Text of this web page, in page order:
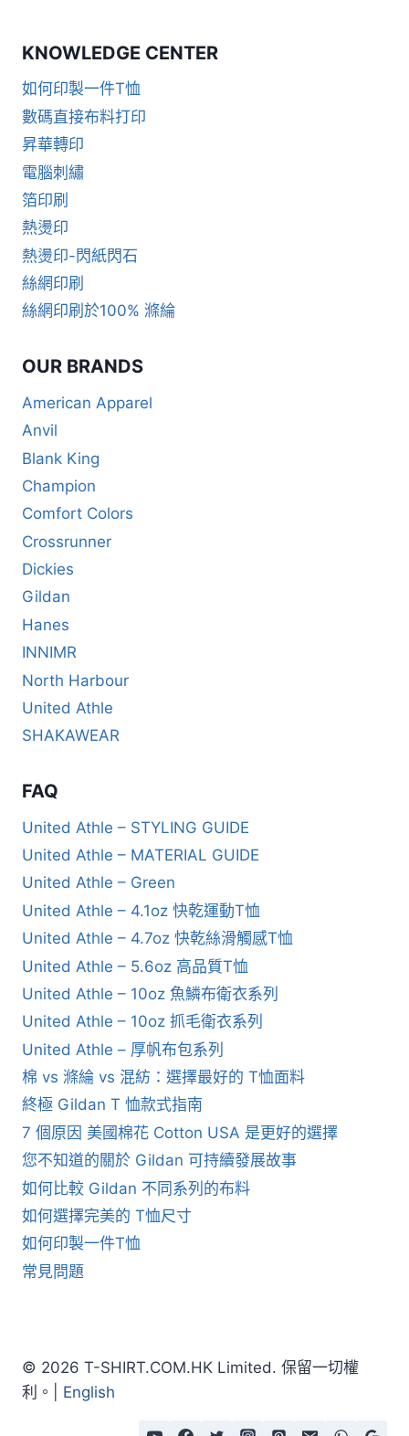
KNOWLEDGE CENTER
如何印製一件T恤
數碼直接布料打印
昇華轉印
電腦刺繡
箔印刷
熱燙印
熱燙印-閃紙閃石
絲網印刷
絲網印刷於100% 滌綸
OUR BRANDS
American Apparel
Anvil
Blank King
Champion
Comfort Colors
Crossrunner
Dickies
Gildan
Hanes
INNIMR
North Harbour
United Athle
SHAKAWEAR
FAQ
United Athle – STYLING GUIDE
United Athle – MATERIAL GUIDE
United Athle – Green
United Athle – 4.1oz 快乾運動T恤
United Athle – 4.7oz 快乾絲滑觸感T恤
United Athle – 5.6oz 高品質T恤
United Athle – 10oz 魚鱗布衛衣系列
United Athle – 10oz 抓毛衛衣系列
United Athle – 厚帆布包系列
棉 vs 滌綸 vs 混紡：選擇最好的 T恤面料
終極 Gildan T 恤款式指南
7 個原因 美國棉花 Cotton USA 是更好的選擇
您不知道的關於 Gildan 可持續發展故事
如何比較 Gildan 不同系列的布料
如何選擇完美的 T恤尺寸
如何印製一件T恤
常見問題
© 2026 T-SHIRT.COM.HK Limited. 保留一切權
利。| English